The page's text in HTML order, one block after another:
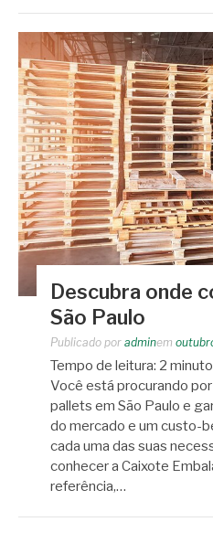
Descubra onde
São Paulo
Publicado por adminem
Tempo de leitura: 2
Você está procurando
pallets em São Paulo e
do mercado e um custo-
cada uma das suas
conhecer a Caixote
referência,…